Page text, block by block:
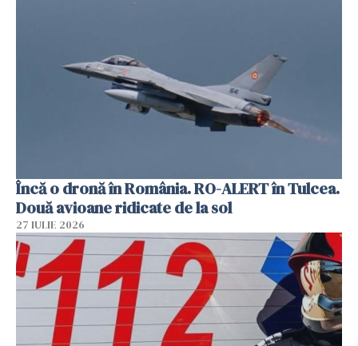
Încă o dronă în România. RO-ALERT în Tulcea.
Două avioane ridicate de la sol
27 IULIE 2026